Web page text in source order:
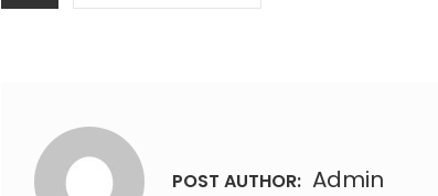
POST AUTHOR: Admin